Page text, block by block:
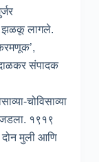
झळकू लागले.
संपादक
चोविसाव्या
जडला. १९१९
दोन मुली आणि